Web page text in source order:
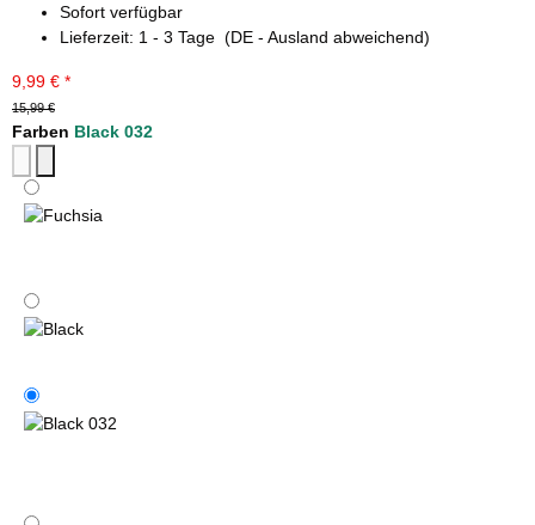
Sofort verfügbar
Lieferzeit: 1 - 3 Tage (DE - Ausland abweichend)
9,99 € *
15,99 €
Farben Black 032
Fuchsia
Black
Black 032